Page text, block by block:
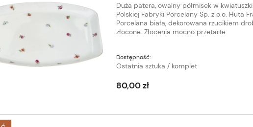
Duża patera, owalny półmisek w
Polskiej Fabryki Porcelany Sp. z o.o. Huta
Porcelana biała, dekorowana rzucikiem
złocone. Złocenia mocno przetarte.
Dostępność:
Ostatnia sztuka / komplet
80,00 zł